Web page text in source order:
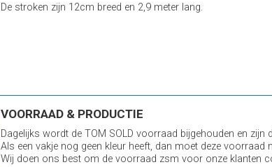
De stroken zijn 12cm breed en 2,9 meter lang.
VOORRAAD & PRODUCTIE
Dagelijks wordt de TOM SOLD voorraad bijgehouden en
Als een vakje nog geen kleur heeft, dan moet deze voorraad
Wij doen ons best om de voorraad zsm voor onze klanten